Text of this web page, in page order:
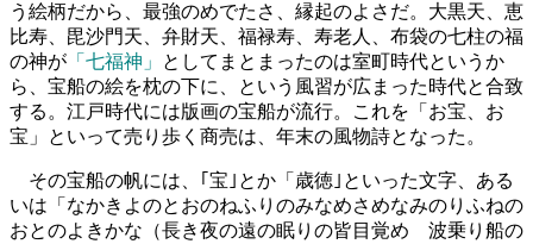
う絵柄だから、最強のめでたさ、縁起のよさだ。大黒天、恵
比寿、毘沙門天、弁財天、福禄寿、寿老人、布袋の七柱の福
の神が 「七福神」
としてまとまったのは室町時代というか
ら、宝船の絵を枕の下に、という風習が広まった時代と合致
する。江戸時代には版画の宝船が流行。これを「お宝、お
宝」といって売り歩く商売は、年末の風物詩となった。
その宝船の帆には、｢宝｣とか「歳徳｣といった文字、ある
いは「なかきよのとおのねふりのみなめさめなみのりふねの
おとのよきかな（長き夜の遠の眠りの皆目覚め 波乗り船の